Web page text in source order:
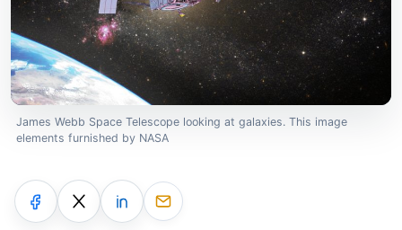
James Webb Space Telescope looking at galaxies. This image
elements furnished by NASA